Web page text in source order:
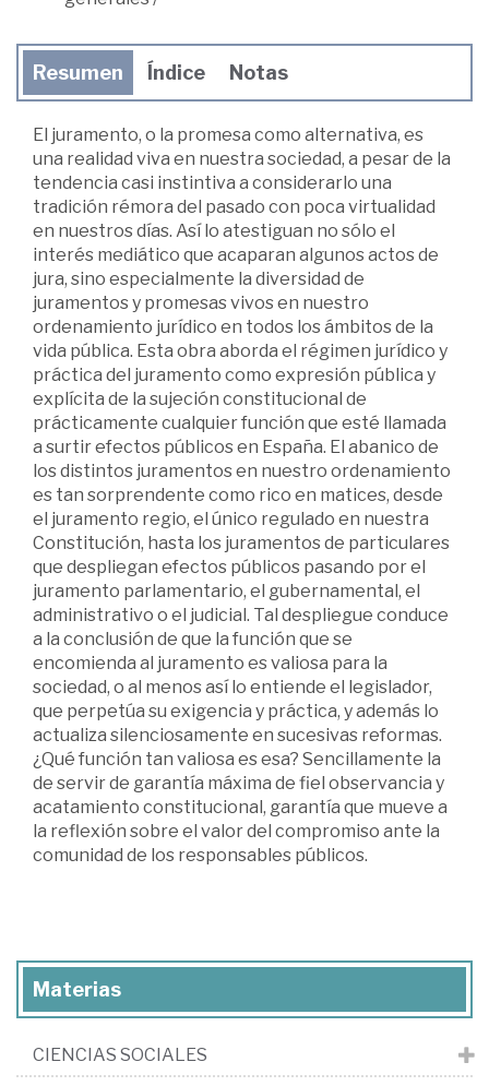
Resumen Índice Notas
El juramento, o la promesa como alternativa, es
una realidad viva en nuestra sociedad, a pesar de la
tendencia casi instintiva a considerarlo una
tradición rémora del pasado con poca virtualidad
en nuestros días. Así lo atestiguan no sólo el
interés mediático que acaparan algunos actos de
jura, sino especialmente la diversidad de
juramentos y promesas vivos en nuestro
ordenamiento jurídico en todos los ámbitos de la
vida pública. Esta obra aborda el régimen jurídico y
práctica del juramento como expresión pública y
explícita de la sujeción constitucional de
prácticamente cualquier función que esté llamada
a surtir efectos públicos en España. El abanico de
los distintos juramentos en nuestro ordenamiento
es tan sorprendente como rico en matices, desde
el juramento regio, el único regulado en nuestra
Constitución, hasta los juramentos de particulares
que despliegan efectos públicos pasando por el
juramento parlamentario, el gubernamental, el
administrativo o el judicial. Tal despliegue conduce
a la conclusión de que la función que se
encomienda al juramento es valiosa para la
sociedad, o al menos así lo entiende el legislador,
que perpetúa su exigencia y práctica, y además lo
actualiza silenciosamente en sucesivas reformas.
¿Qué función tan valiosa es esa? Sencillamente la
de servir de garantía máxima de fiel observancia y
acatamiento constitucional, garantía que mueve a
la reflexión sobre el valor del compromiso ante la
comunidad de los responsables públicos.
Materias
CIENCIAS SOCIALES